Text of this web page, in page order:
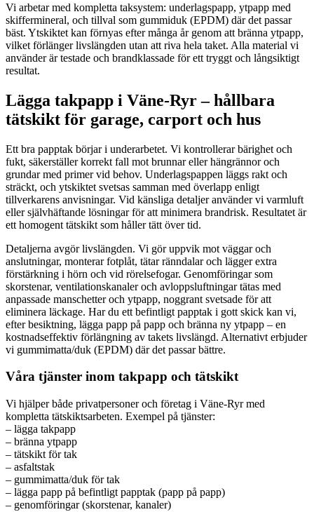
Vi arbetar med kompletta taksystem: underlagspapp, ytpapp med
skiffermineral, och tillval som gummiduk (EPDM) där det passar
bäst. Ytskiktet kan förnyas efter många år genom att bränna ytpapp,
vilket förlänger livslängden utan att riva hela taket. Alla material vi
använder är testade och brandklassade för ett tryggt och långsiktigt
resultat.
Lägga takpapp i Väne-Ryr – hållbara
tätskikt för garage, carport och hus
Ett bra papptak börjar i underarbetet. Vi kontrollerar bärighet och
fukt, säkerställer korrekt fall mot brunnar eller hängrännor och
grundar med primer vid behov. Underlagspappen läggs rakt och
sträckt, och ytskiktet svetsas samman med överlapp enligt
tillverkarens anvisningar. Vid känsliga detaljer använder vi varmluft
eller självhäftande lösningar för att minimera brandrisk. Resultatet är
ett homogent tätskikt som håller tätt över tid.
Detaljerna avgör livslängden. Vi gör uppvik mot väggar och
anslutningar, monterar fotplåt, tätar ränndalar och lägger extra
förstärkning i hörn och vid rörelsefogar. Genomföringar som
skorstenar, ventilationskanaler och avloppsluftningar tätas med
anpassade manschetter och ytpapp, noggrant svetsade för att
eliminera läckage. Har du ett befintligt papptak i gott skick kan vi,
efter besiktning, lägga papp på papp och bränna ny ytpapp – en
kostnadseffektiv förlängning av takets livslängd. Alternativt erbjuder
vi gummimatta/duk (EPDM) där det passar bättre.
Våra tjänster inom takpapp och tätskikt
Vi hjälper både privatpersoner och företag i Väne-Ryr med
kompletta tätskiktsarbeten. Exempel på tjänster:
– lägga takpapp
– bränna ytpapp
– tätskikt för tak
– asfaltstak
– gummimatta/duk för tak
– lägga papp på befintligt papptak (papp på papp)
– genomföringar (skorstenar, kanaler)